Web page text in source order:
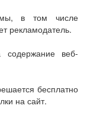
в том числе
рекламодатель.
содержание веб-
бесплатно
на сайт.